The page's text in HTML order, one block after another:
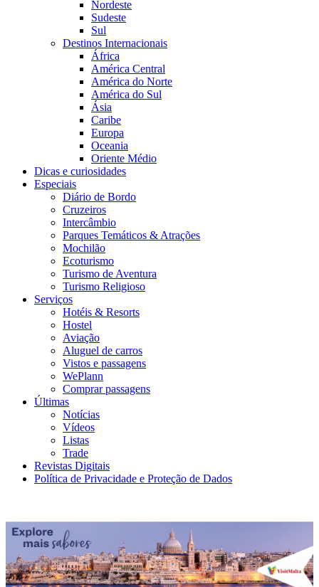
Nordeste
Sudeste
Sul
Destinos Internacionais
África
América Central
América do Norte
América do Sul
Ásia
Caribe
Europa
Oceania
Oriente Médio
Dicas e curiosidades
Especiais
Diário de Bordo
Cruzeiros
Intercâmbio
Parques Temáticos & Atrações
Mochilão
Ecoturismo
Turismo de Aventura
Turismo Religioso
Serviços
Hotéis & Resorts
Hostel
Aviação
Aluguel de carros
Vistos e passagens
WePlann
Comprar passagens
Últimas
Notícias
Vídeos
Listas
Trade
Revistas Digitais
Política de Privacidade e Proteção de Dados